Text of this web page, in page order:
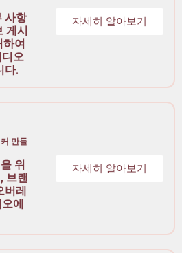
사항
게시
하여
오
다.
자세히 알아보기
만들
위
브랜
버레
에
자세히 알아보기